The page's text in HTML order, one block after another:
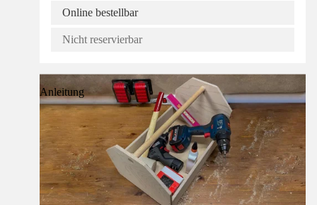
Online bestellbar
Nicht reservierbar
Anleitung